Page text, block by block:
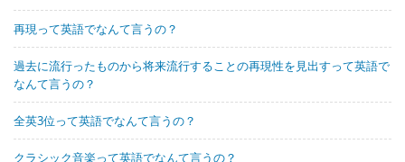
再現って英語でなんて言うの？
過去に流行ったものから将来流行することの再現性を見出すって英語で
なんて言うの？
全英3位って英語でなんて言うの？
クラシック音楽って英語でなんて言うの？